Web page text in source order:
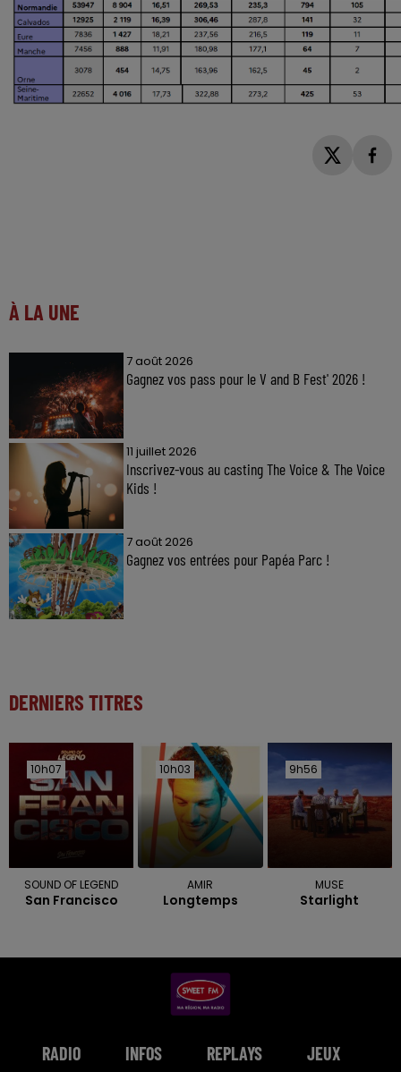
À LA UNE
7 août 2026
Gagnez vos pass pour le V and B Fest' 2026 !
11 juillet 2026
Inscrivez-vous au casting The Voice & The Voice
Kids !
7 août 2026
Gagnez vos entrées pour Papéa Parc !
DERNIERS TITRES
10h07
10h07
SOUND OF LEGEND
San Francisco
10h03
10h03
AMIR
Longtemps
9h56
9h56
MUSE
Starlight
RADIO INFOS REPLAYS JEUX